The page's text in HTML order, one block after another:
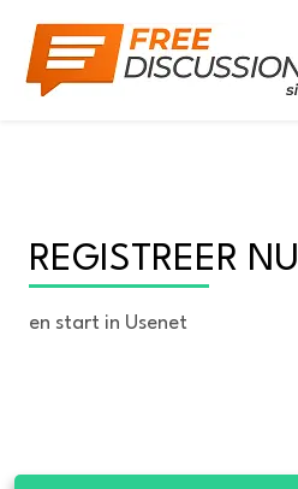
REGISTREER NU
en start in Usenet